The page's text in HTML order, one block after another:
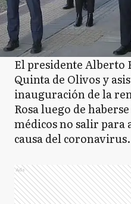
El presidente Alberto
Quinta de Olivos y
inauguración de la
Rosa luego de
médicos no salir para
causa del coronavirus.
Ads